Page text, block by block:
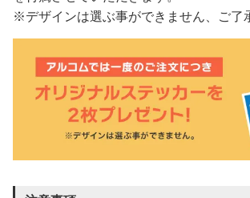
※デザインは選ぶ事ができません、ご了